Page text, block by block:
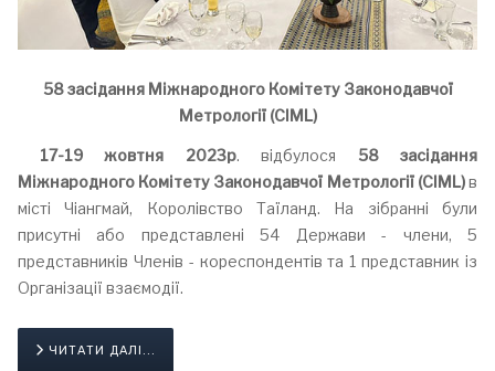
58засідання Міжнародного Комітету Законодавчої
Метрології (CIML)
17-19 жовтня 2023р. відбулося 58засідання
Міжнародного Комітету Законодавчої Метрології (CIML)в
місті Чіангмай, Королівство Таїланд. На зібранні були
присутні або представлені 54 Держави - члени, 5
представників Членів - кореспондентів та 1 представник із
Організації взаємодії.
ЧИТАТИ ДАЛІ...